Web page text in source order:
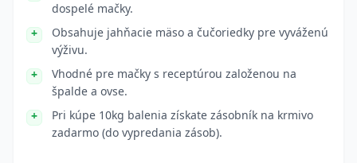
dospelé mačky.
Obsahuje jahňacie mäso a čučoriedky pre vyváženú
výživu.
Vhodné pre mačky s receptúrou založenou na
špalde a ovse.
Pri kúpe 10kg balenia získate zásobník na krmivo
zadarmo (do vypredania zásob).